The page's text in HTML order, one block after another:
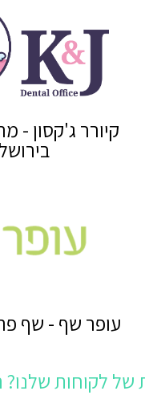
קיורר ג'קסון -
עופר שף - שף
של לקוחות